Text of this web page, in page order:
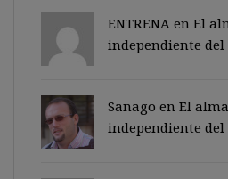
ENTRENA en El
independiente del
Sanago en El
independiente del